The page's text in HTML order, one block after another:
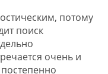
потому
поиск
очень и